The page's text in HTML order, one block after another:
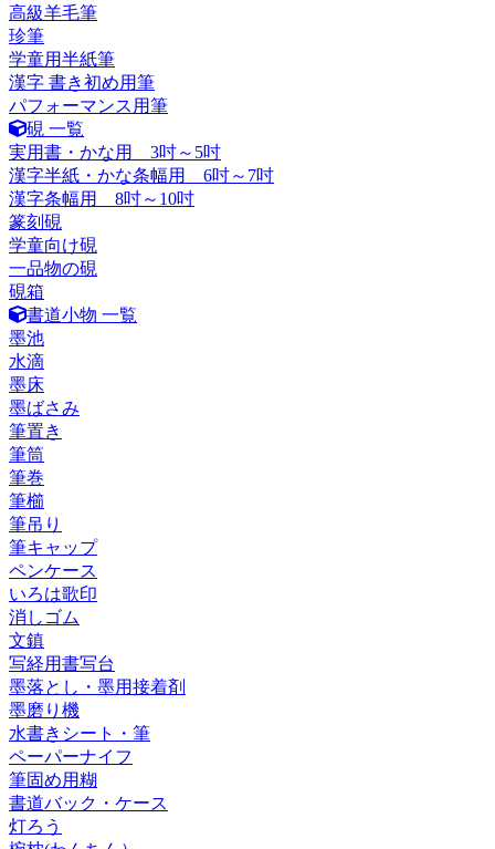
高級羊毛筆
珍筆
学童用半紙筆
漢字 書き初め用筆
パフォーマンス用筆
硯 一覧
実用書・かな用 3吋～5吋
漢字半紙・かな条幅用 6吋～7吋
漢字条幅用 8吋～10吋
篆刻硯
学童向け硯
一品物の硯
硯箱
書道小物 一覧
墨池
水滴
墨床
墨ばさみ
筆置き
筆筒
筆巻
筆櫛
筆吊り
筆キャップ
ペンケース
いろは歌印
消しゴム
文鎮
写経用書写台
墨落とし・墨用接着剤
墨磨り機
水書きシート・筆
ペーパーナイフ
筆固め用糊
書道バック・ケース
灯ろう